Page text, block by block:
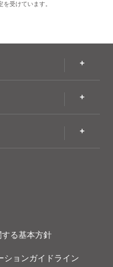
受けています。
る基本方針
ションガイドライン